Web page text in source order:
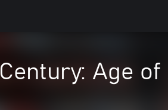
Century: Age